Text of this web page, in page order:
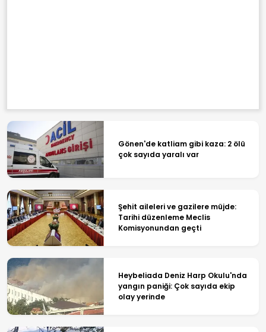
Gönen'de katliam gibi kaza: 2 ölü
çok sayıda yaralı var
Şehit aileleri ve gazilere müjde:
Tarihi düzenleme Meclis
Komisyonundan geçti
Heybeliada Deniz Harp Okulu'nda
yangın paniği: Çok sayıda ekip
olay yerinde